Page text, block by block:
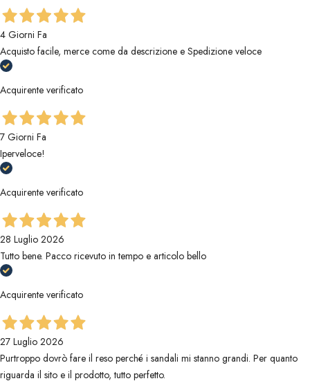
4 Giorni Fa
Acquisto facile, merce come da descrizione e Spedizione veloce
Acquirente verificato
7 Giorni Fa
Iperveloce!
Acquirente verificato
28 Luglio 2026
Tutto bene. Pacco ricevuto in tempo e articolo bello
Acquirente verificato
27 Luglio 2026
Purtroppo dovrò fare il reso perché i sandali mi stanno grandi. Per quanto
riguarda il sito e il prodotto, tutto perfetto.